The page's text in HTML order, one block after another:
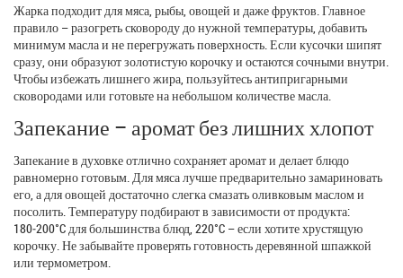
Жарка подходит для мяса, рыбы, овощей и даже фруктов. Главное
правило – разогреть сковороду до нужной температуры, добавить
минимум масла и не перегружать поверхность. Если кусочки шипят
сразу, они образуют золотистую корочку и остаются сочными внутри.
Чтобы избежать лишнего жира, пользуйтесь антипригарными
сковородами или готовьте на небольшом количестве масла.
Запекание – аромат без лишних хлопот
Запекание в духовке отлично сохраняет аромат и делает блюдо
равномерно готовым. Для мяса лучше предварительно замариновать
его, а для овощей достаточно слегка смазать оливковым маслом и
посолить. Температуру подбирают в зависимости от продукта:
180‑200°C для большинства блюд, 220°C – если хотите хрустящую
корочку. Не забывайте проверять готовность деревянной шпажкой
или термометром.